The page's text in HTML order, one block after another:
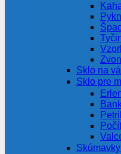
Sklo na
Sklo pre